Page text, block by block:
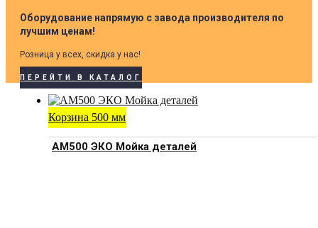
Оборудование напрямую с завода производителя по
лучшим ценам!
Розница у всех, скидка у нас!
ПЕРЕЙТИ В КАТАЛОГ
Корзина 500 мм
АМ500 ЭКО Мойка деталей